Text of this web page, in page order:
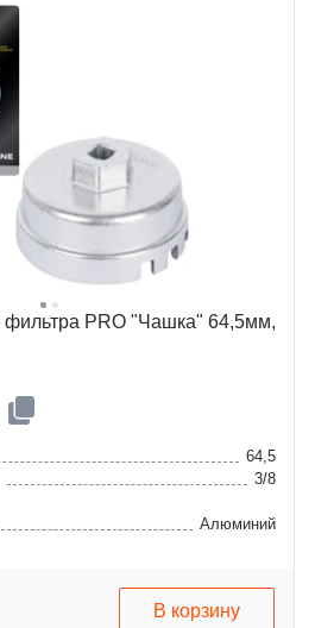
PRO "Чашка" 64,5мм,
64,5
3/8
Алюминий
В корзину